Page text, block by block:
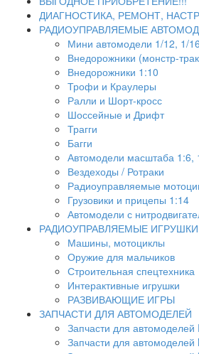
ДИАГНОСТИКА, РЕМОНТ,
РАДИОУПРАВЛЯЕМЫЕ
Мини автомодели 1/12, 1/
Внедорожники (монстр-
Внедорожники 1:10
Трофи и Краулеры
Ралли и Шорт-кросс
Шоссейные и Дрифт
Трагги
Багги
Автомодели масштаба 1:6,
Вездеходы / Ротраки
Радиоуправляемые
Грузовики и прицепы 1:14
Автомодели с
РАДИОУПРАВЛЯЕМЫЕ
Машины, мотоциклы
Оружие для мальчиков
Строительная спецтехника
Интерактивные игрушки
РАЗВИВАЮЩИЕ ИГРЫ
ЗАПЧАСТИ ДЛЯ АВТОМОДЕЛЕЙ
Запчасти для
Запчасти для автомоделей